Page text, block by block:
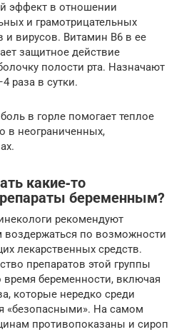
эффект в отношении
и грамотрицательных
и вирусов. Витамин В6 в ее
защитное действие
полости рта. Назначают
раза в сутки.
в горле помогает теплое
в неограниченных,
какие‑то
беременным?
рекомендуют
по возможности
лекарственных средств.
препаратов этой группы
беременности, включая
которые нередко среди
«безопасными». На самом
противопоказаны и сироп